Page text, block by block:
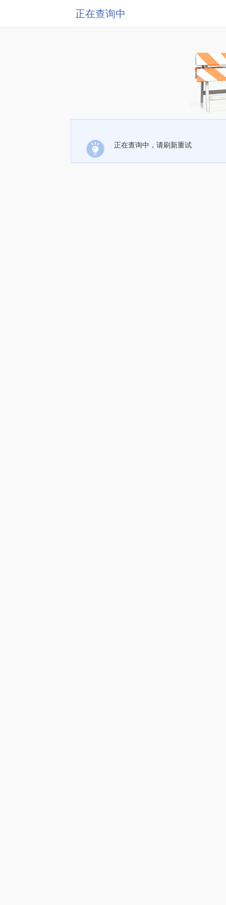
正在查询中
正在查询中，请刷新重试